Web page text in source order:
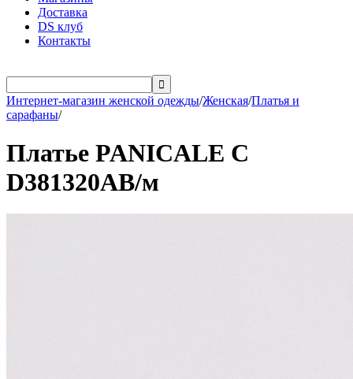
Доставка
DS клуб
Контакты

Интернет-магазин женской одежды/Женская/Платья и
сарафаны/
Платье PANICALE С
D381320AB/м